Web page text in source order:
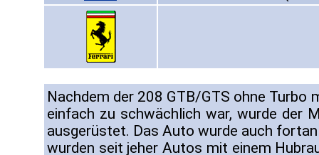
Nachdem der 208 GTB/GTS ohne Turbo
einfach zu schwächlich war, wurde der
ausgerüstet. Das Auto wurde auch
wurden seit jeher Autos mit einem